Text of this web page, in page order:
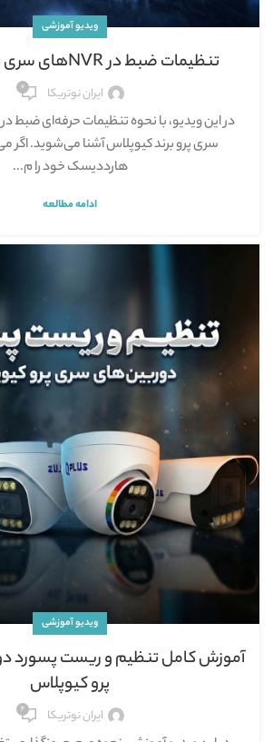
ویدیو آموزشی
تنظیمات ضبط در NVRهای سری پرو کیوپلاس
ایران نوتریکا ۰
سری پرو برند کیوپلاس آشنا می‌شوید.
هارددیسک خود را م...
ادامه مطالعه
ویدیو آموزشی
آموزش کامل تنظیم و ریست پسورد
پرو کیوپلاس
ایران نوتریکا ۲